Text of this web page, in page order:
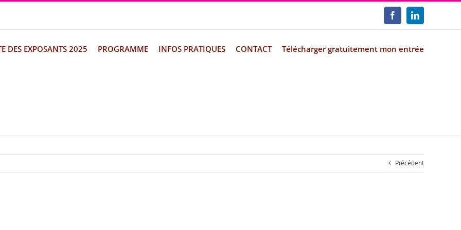
FacebookLinkedIn
DES EXPOSANTS 2025 PROGRAMME INFOS PRATIQUES CONTACT Télécharger gratuitement mon entrée
Précédent